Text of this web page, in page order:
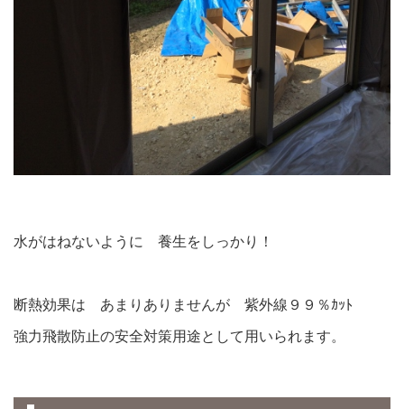
水がはねないように 養生をしっかり！
断熱効果は あまりありませんが 紫外線９９％ｶｯﾄ
強力飛散防止の安全対策用途として用いられます。